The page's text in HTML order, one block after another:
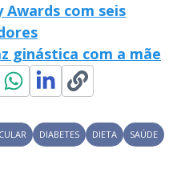
Awards com seis
ginástica com a mãe
DIABETES DIETA SAÚDE